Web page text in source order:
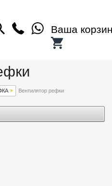
Ваша
Вентилятор рефки